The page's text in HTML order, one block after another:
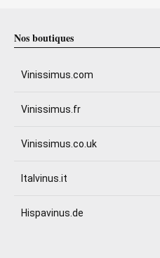
Nos boutiques
Vinissimus.com
Vinissimus.fr
Vinissimus.co.uk
Italvinus.it
Hispavinus.de